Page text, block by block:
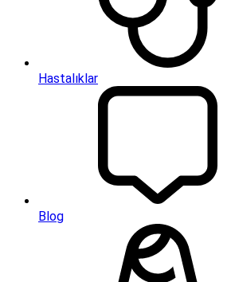
Hastalıklar
Blog